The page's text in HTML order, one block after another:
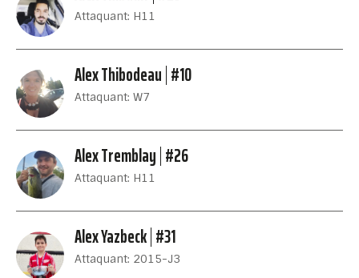
Attaquant: H11
Alex Thibodeau #10
Attaquant: W7
Alex Tremblay #26
Attaquant: H11
Alex Yazbeck #31
Attaquant: 2015-J3